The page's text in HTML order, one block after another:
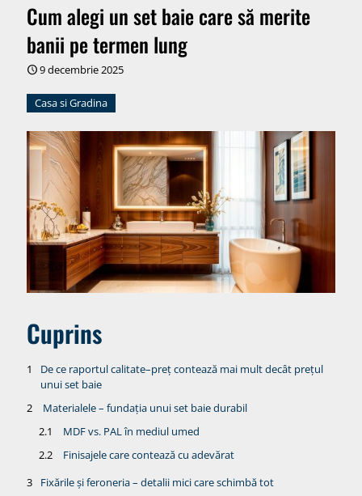
Cum alegi un set baie care să merite
banii pe termen lung
9 decembrie 2025
Casa si Gradina
Cuprins
De ce raportul calitate–preț contează mai mult decât prețul
unui set baie
Materialele – fundația unui set baie durabil
MDF vs. PAL în mediul umed
Finisajele care contează cu adevărat
Fixările și feroneria – detalii mici care schimbă tot